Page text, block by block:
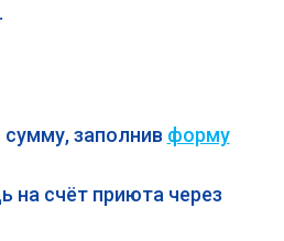
.
заполнив форму
на счёт приюта через